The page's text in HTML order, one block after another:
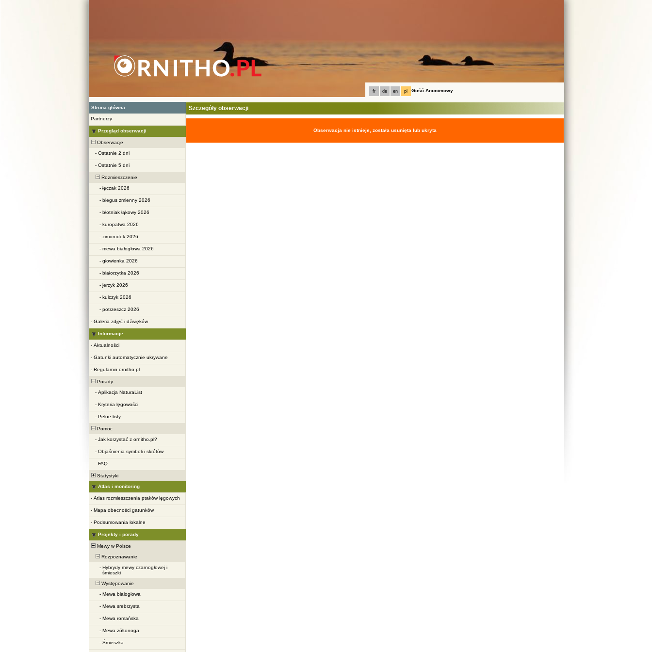
fr de en pl Gość Anonimowy
Strona główna
Partnerzy
Przegląd obserwacji
Obserwacje
- Ostatnie 2 dni
- Ostatnie 5 dni
Rozmieszczenie
- łęczak 2026
- biegus zmienny 2026
- błotniak łąkowy 2026
- kuropatwa 2026
- zimorodek 2026
- mewa białogłowa 2026
- głowienka 2026
- białorzytka 2026
- jerzyk 2026
- kulczyk 2026
- potrzeszcz 2026
- Galeria zdjęć i dźwięków
Informacje
- Aktualności
- Gatunki automatycznie ukrywane
- Regulamin ornitho.pl
Porady
- Aplikacja NaturaList
- Kryteria lęgowości
- Pełne listy
Pomoc
- Jak korzystać z ornitho.pl?
- Objaśnienia symboli i skrótów
- FAQ
Statystyki
Atlas i monitoring
- Atlas rozmieszczenia ptaków lęgowych
- Mapa obecności gatunków
- Podsumowania lokalne
Projekty i porady
Mewy w Polsce
Rozpoznawanie
- Hybrydy mewy czarnogłowej i
śmieszki
Występowanie
- Mewa białogłowa
- Mewa srebrzysta
- Mewa romańska
- Mewa żółtonoga
- Śmieszka
Szczegóły obserwacji
Obserwacja nie istnieje, została usunięta lub ukryta